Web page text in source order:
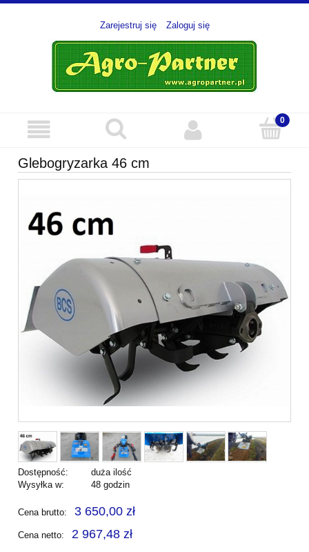
Zarejestruj się Zaloguj się
Glebogryzarka 46 cm
Dostępność:
duża ilość
Wysyłka w:
48 godzin
Cena brutto: 3 650,00 zł
Cena netto: 2 967,48 zł